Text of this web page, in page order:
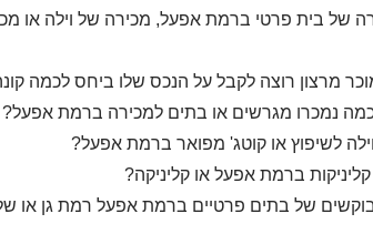
של בית פרטי ברמת אפעל, מכירה של וילה או
מרצון רוצה לקבל על הנכס שלו ביחס לכמה
נמכרו מגרשים או בתים למכירה ברמת אפעל?
לשיפוץ או קוטג' מפואר ברמת אפעל?
ברמת אפעל או קליניקה?
של בתים פרטיים ברמת אפעל רמת גן או